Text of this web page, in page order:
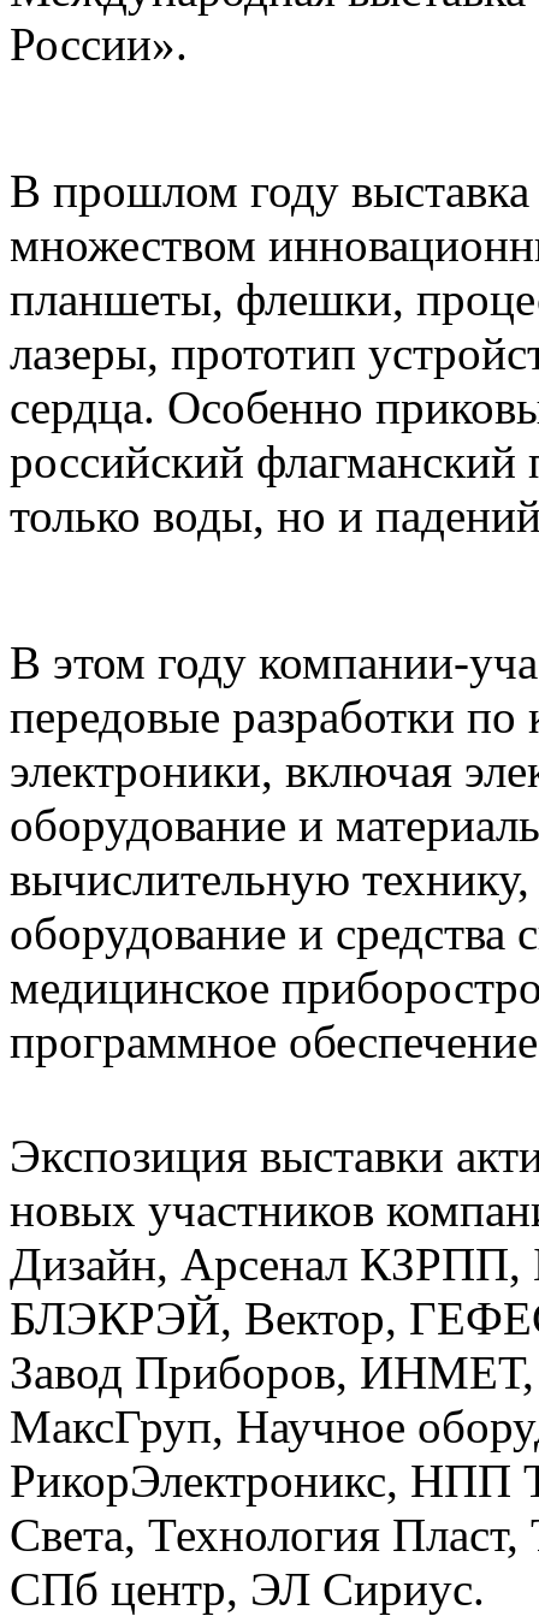
России».
В прошлом году выставка
множеством
планшеты, флешки,
лазеры, прототип
сердца. Особенно
российский флагманский
только воды, но и
В этом году компании-
передовые разработки
электроники, включая
оборудование и
вычислительную
оборудование и средства
медицинское
программное
Экспозиция выставки
новых участников
Дизайн, Арсенал КЗРПП,
БЛЭКРЭЙ, Вектор,
Завод Приборов, ИНМЕТ,
МаксГруп, Научное
РикорЭлектроникс, НПП
Света, Технология
СПб центр, ЭЛ Сириус.